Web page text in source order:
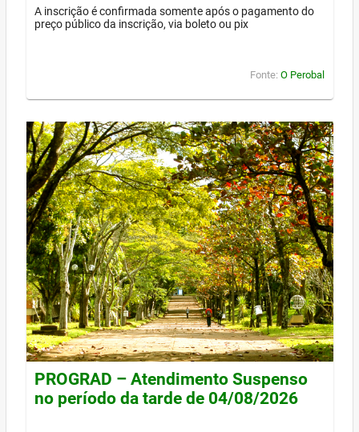
A inscrição é confirmada somente após o pagamento do
preço público da inscrição, via boleto ou pix
Fonte: O Perobal
PROGRAD – Atendimento Suspenso
no período da tarde de 04/08/2026